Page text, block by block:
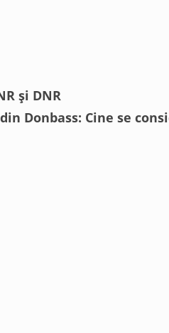
și DNR
Donbass: Cine se